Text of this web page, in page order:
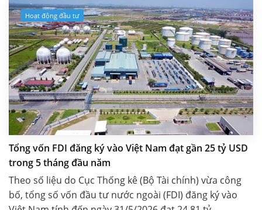
Hoạt động đầu tư
Tổng vốn FDI đăng ký vào Việt Nam đạt gần 25 tỷ USD
trong 5 tháng đầu năm
Theo số liệu do Cục Thống kê (Bộ Tài chính) vừa công
bố, tổng số vốn đầu tư nước ngoài (FDI) đăng ký vào